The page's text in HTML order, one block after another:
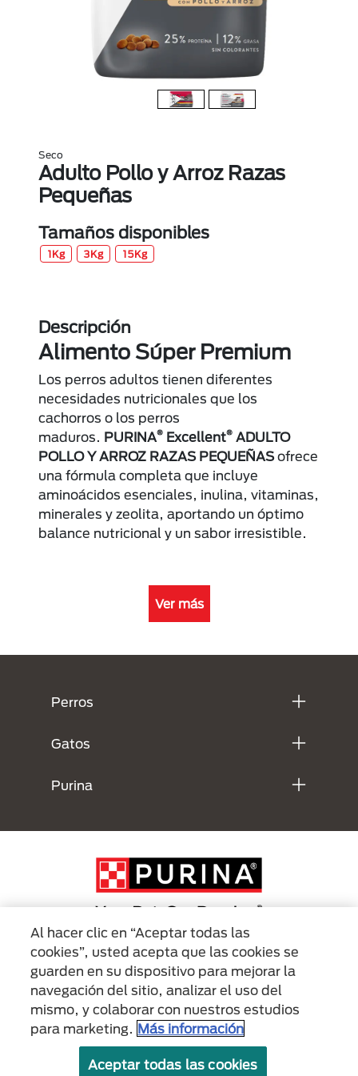
Seco
Adulto Pollo y Arroz Razas
Pequeñas
Tamaños disponibles
1Kg 3Kg 15Kg
Descripción
Alimento Súper Premium
Los perros adultos tienen diferentes
necesidades nutricionales que los
cachorros o los perros
maduros. PURINA® Excellent® ADULTO
POLLO Y ARROZ RAZAS PEQUEÑASofrece
una fórmula completa que incluye
aminoácidos esenciales, inulina, vitaminas,
minerales y zeolita, aportando un óptimo
balance nutricional y un sabor irresistible.
Ver más
Perros
Gatos
Purina
Menu Footer Secundario Purina
All Nestlé Purina trademarks owned by Société des Produits Nestlé S.A.,
Vevey, Switzerland or are used with permission.
Políticas sobre
cookies
Términos de
privacidad
Al hacer clic en “Aceptar todas las
cookies”, usted acepta que las cookies se
guarden en su dispositivo para mejorar la
navegación del sitio, analizar el uso del
mismo, y colaborar con nuestros estudios
para marketing. Más información
Aceptar todas las cookies